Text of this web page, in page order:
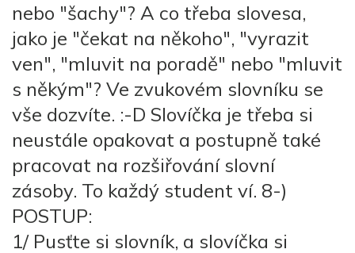
nebo "šachy"? A co třeba slovesa,
jako je "čekat na někoho", "vyrazit
ven", "mluvit na poradě" nebo "mluvit
s někým"? Ve zvukovém slovníku se
vše dozvíte. :-D Slovíčka je třeba si
neustále opakovat a postupně také
pracovat na rozšiřování slovní
zásoby. To každý student ví. 8-)
POSTUP:
1/ Pusťte si slovník, a slovíčka si